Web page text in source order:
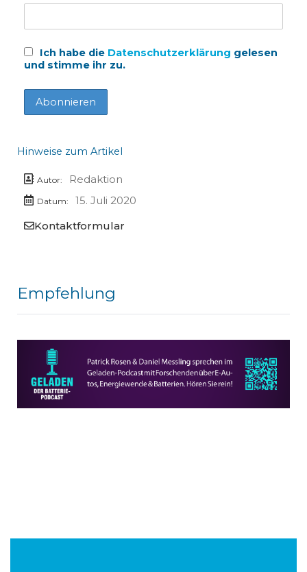
Ich habe die Datenschutzerklärung gelesen
und stimme ihr zu.
Hinweise zum Artikel
Autor: Redaktion
Datum:
15. Juli 2020
Kontaktformular
Empfehlung